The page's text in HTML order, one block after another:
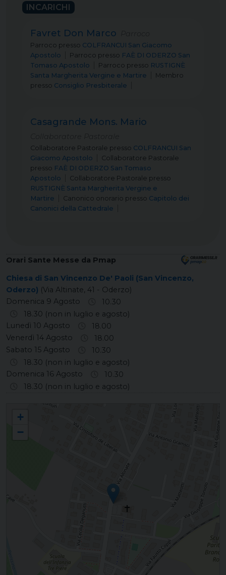
INCARICHI
Favret Don Marco
Parroco presso COLFRANCUI San Giacomo
Apostolo
Parroco presso FAÈ DI ODERZO San
Tomaso Apostolo
Parroco presso RUSTIGNÈ
Santa Margherita Vergine e Martire
Membro
presso Consiglio Presbiterale
Casagrande Mons. Mario
Collaboratore Pastorale presso COLFRANCUI San
Giacomo Apostolo
Collaboratore Pastorale
presso FAÈ DI ODERZO San Tomaso
Apostolo
Collaboratore Pastorale presso
RUSTIGNÈ Santa Margherita Vergine e
Martire
Canonico onorario presso Capitolo dei
Canonici della Cattedrale
Orari Sante Messe da Pmap
Chiesa di San Vincenzo De' Paoli (San Vincenzo,
Oderzo) (Via Altinate, 41 - Oderzo)
Domenica 9 Agosto
10.30
18.30 (non in luglio e agosto)
Lunedì 10 Agosto
18.00
Venerdì 14 Agosto
18.00
Sabato 15 Agosto
10.30
18.30 (non in luglio e agosto)
Domenica 16 Agosto
10.30
18.30 (non in luglio e agosto)
SAN VINCENZO DI ODERZO San Vincenzo de' Paoli
+
−